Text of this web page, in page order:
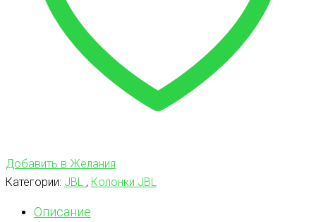
Добавить в Желания
Категории: JBL , Колонки JBL
Описание